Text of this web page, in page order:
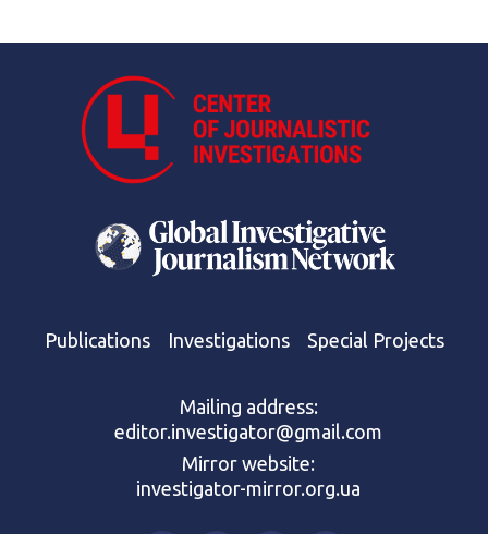
Publications Investigations Special Projects
Mailing address:
editor.investigator@gmail.com
Mirror website:
investigator-mirror.org.ua